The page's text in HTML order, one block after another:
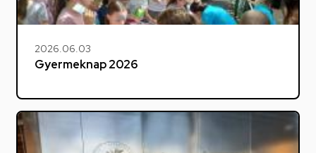
2026.06.03
Gyermeknap 2026